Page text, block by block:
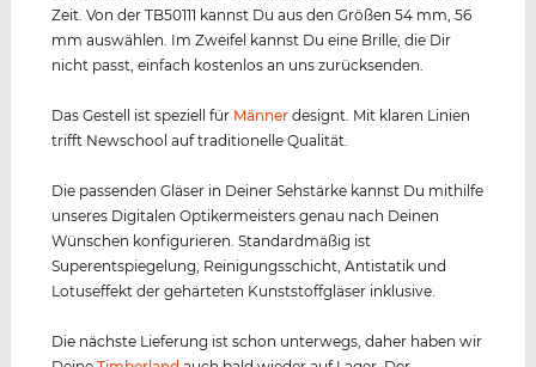
Zeit. Von der TB50111 kannst Du aus den Größen 54 mm, 56
mm auswählen. Im Zweifel kannst Du eine Brille, die Dir
nicht passt, einfach kostenlos an uns zurücksenden.
Das Gestell ist speziell für Männer designt. Mit klaren Linien
trifft Newschool auf traditionelle Qualität.
Die passenden Gläser in Deiner Sehstärke kannst Du mithilfe
unseres Digitalen Optikermeisters genau nach Deinen
Wünschen konfigurieren. Standardmäßig ist
Superentspiegelung, Reinigungsschicht, Antistatik und
Lotuseffekt der gehärteten Kunststoffgläser inklusive.
Die nächste Lieferung ist schon unterwegs, daher haben wir